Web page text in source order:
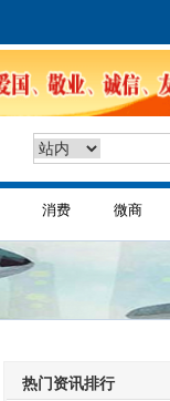
消费 微商
热门资讯排行